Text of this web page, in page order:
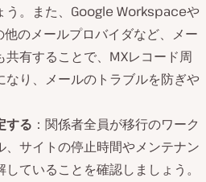
う。また、Google Workspaceや
のメールプロバイダなど、メー
共有することで、MXレコード周
なり、メールのトラブルを防ぎや
する ：関係者全員が移行のワーク
、サイトの停止時間やメンテナン
ていることを確認しましょう。